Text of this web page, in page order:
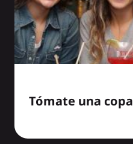
Tómate una copa